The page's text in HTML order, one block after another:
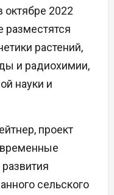
октябре 2022
разместятся
растений,
и радиохимии,
науки и
проект
сельского